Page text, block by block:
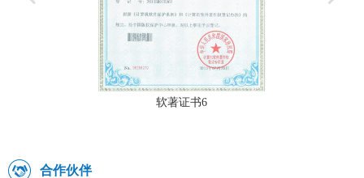
软著证书6
合作伙伴